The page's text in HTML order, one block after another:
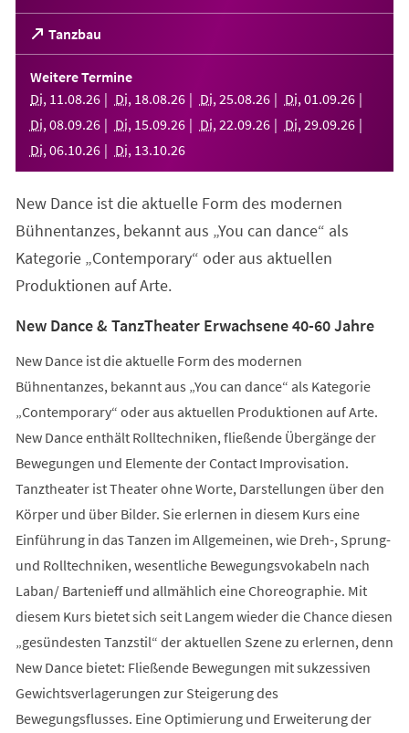
Tanzbau
(Öffnet
in
einem
neuen
Tab)
Weitere Termine
Di, 11 .08.26 Di, 18.08.26 Di, 25.08.26 Di, 01 .09.26
Di, 08.09.26 Di, 15.09.26 Di, 22.09.26 Di, 29.09.26
Di, 06.10.26 Di, 13.10.26
New Dance ist die aktuelle Form des modernen
Bühnentanzes, bekannt aus „You can dance“ als
Kategorie „Contemporary“ oder aus aktuellen
Produktionen auf Arte.
New Dance & TanzTheater Erwachsene 40-60 Jahre
New Dance ist die aktuelle Form des modernen
Bühnentanzes, bekannt aus „You can dance“ als Kategorie
„Contemporary“ oder aus aktuellen Produktionen auf Arte.
New Dance enthält Rolltechniken, fließende Übergänge der
Bewegungen und Elemente der Contact Improvisation.
Tanztheater ist Theater ohne Worte, Darstellungen über den
Körper und über Bilder. Sie erlernen in diesem Kurs eine
Einführung in das Tanzen im Allgemeinen, wie Dreh-, Sprung-
und Rolltechniken, wesentliche Bewegungsvokabeln nach
Laban/ Bartenieff und allmählich eine Choreographie. Mit
diesem Kurs bietet sich seit Langem wieder die Chance diesen
„gesündesten Tanzstil“ der aktuellen Szene zu erlernen, denn
New Dance bietet: Fließende Bewegungen mit sukzessiven
Gewichtsverlagerungen zur Steigerung des
Bewegungsflusses. Eine Optimierung und Erweiterung der